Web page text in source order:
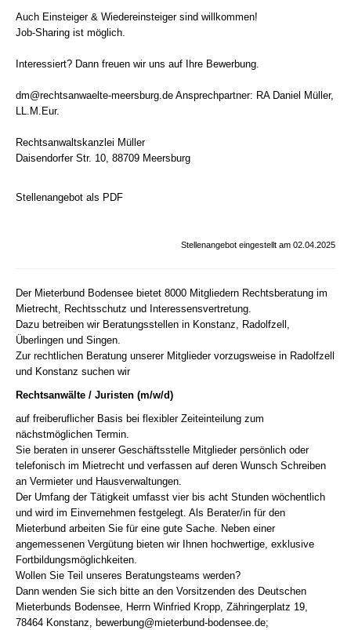
Auch Einsteiger & Wiedereinsteiger sind willkommen!
Job-Sharing ist möglich.
Interessiert? Dann freuen wir uns auf Ihre Bewerbung.
dm@rechtsanwaelte-meersburg.de Ansprechpartner: RA Daniel Müller,
LL.M.Eur.
Rechtsanwaltskanzlei Müller
Daisendorfer Str. 10, 88709 Meersburg
Stellenangebot als PDF
Stellenangebot eingestellt am 02.04.2025
Der Mieterbund Bodensee bietet 8000 Mitgliedern Rechtsberatung im
Mietrecht, Rechtsschutz und Interessensvertretung.
Dazu betreiben wir Beratungsstellen in Konstanz, Radolfzell,
Überlingen und Singen.
Zur rechtlichen Beratung unserer Mitglieder vorzugsweise in Radolfzell
und Konstanz suchen wir
Rechtsanwälte / Juristen (m/w/d)
auf freiberuflicher Basis bei flexibler Zeiteinteilung zum
nächstmöglichen Termin.
Sie beraten in unserer Geschäftsstelle Mitglieder persönlich oder
telefonisch im Mietrecht und verfassen auf deren Wunsch Schreiben
an Vermieter und Hausverwaltungen.
Der Umfang der Tätigkeit umfasst vier bis acht Stunden wöchentlich
und wird im Einvernehmen festgelegt. Als Berater/in für den
Mieterbund arbeiten Sie für eine gute Sache. Neben einer
angemessenen Vergütung bieten wir Ihnen hochwertige, exklusive
Fortbildungsmöglichkeiten.
Wollen Sie Teil unseres Beratungsteams werden?
Dann wenden Sie sich bitte an den Vorsitzenden des Deutschen
Mieterbunds Bodensee, Herrn Winfried Kropp, Zähringerplatz 19,
78464 Konstanz, bewerbung@mieterbund-bodensee.de;